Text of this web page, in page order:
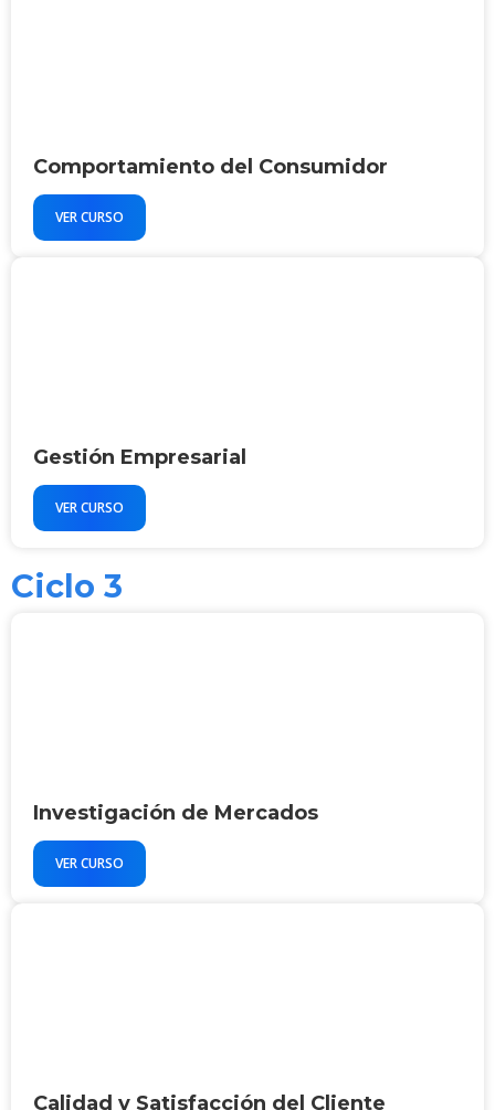
Comportamiento del Consumidor
VER CURSO
Gestión Empresarial
VER CURSO
Ciclo 3
Investigación de Mercados
VER CURSO
Calidad y Satisfacción del Cliente